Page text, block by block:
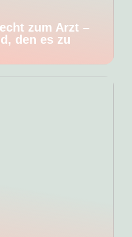
zum Arzt –
den es zu